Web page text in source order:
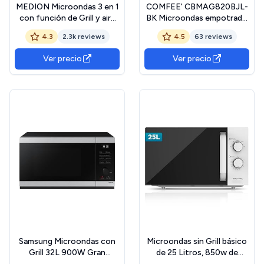
MEDION Microondas 3 en 1
con función de Grill y aire
caliente, potencia de 800
vatios, potencia de
Grill/aire caliente de 1200
vatios, 23L, MD17495, plata
4.3 2.3k reviews
Ver precio
COMFEE' CBMAG820BJL-
BK Microondas empotrado
de 20 litros con grill,
controles digitales, 8
niveles de potencia,
descongelación rápida y 8
menús automáticos, color
4.5 63 reviews
Ver precio
Samsung Microondas con
Grill 32L 900W Gran
Microondas sin Grill básico
de 25 Litros, 850w de